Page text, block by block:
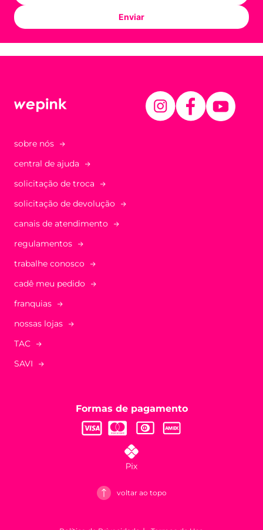
Enviar
sobre nós
central de ajuda
solicitação de troca
solicitação de devolução
canais de atendimento
regulamentos
trabalhe conosco
cadê meu pedido
franquias
nossas lojas
TAC
SAVI
Formas de pagamento
voltar ao topo